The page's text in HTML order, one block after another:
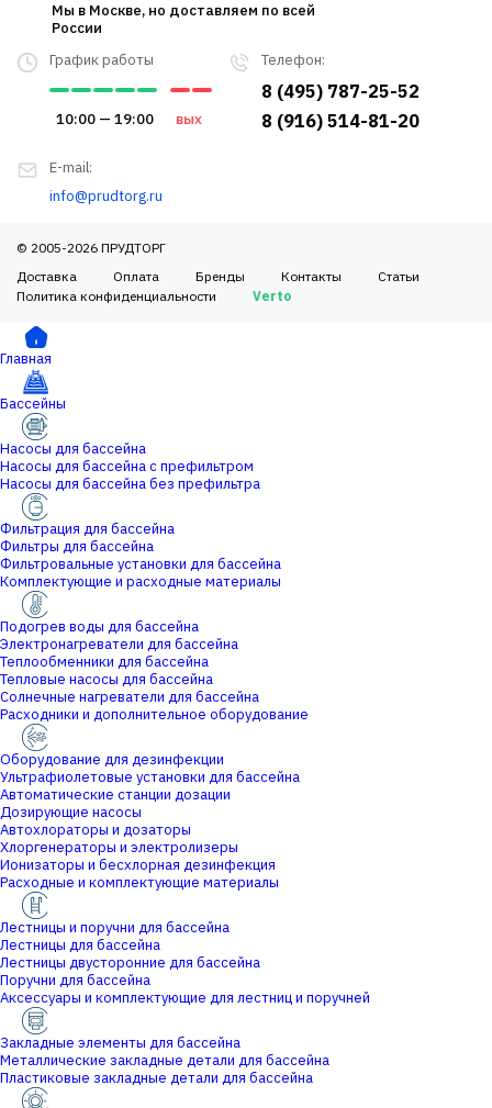
Телефон:
8 (495) 787-25-52
8 (916) 514-81-20
График работы
10:00 — 19:00 вых
E-mail:
info@prudtorg.ru
Мы в Москве, но доставляем по всей
России
© 2005-2026 ПРУДТОРГ
Доставка
Оплата Бренды Контакты
Статьи
Политика конфиденциальности
Verto
Главная
Бассейны
Насосы для бассейна
Насосы для бассейна с префильтром
Насосы для бассейна без префильтра
Фильтрация для бассейна
Фильтры для бассейна
Фильтровальные установки для бассейна
Комплектующие и расходные материалы
Подогрев воды для бассейна
Электронагреватели для бассейна
Теплообменники для бассейна
Тепловые насосы для бассейна
Солнечные нагреватели для бассейна
Расходники и дополнительное оборудование
Оборудование для дезинфекции
Ультрафиолетовые установки для бассейна
Автоматические станции дозации
Дозирующие насосы
Автохлораторы и дозаторы
Хлоргенераторы и электролизеры
Ионизаторы и бесхлорная дезинфекция
Расходные и комплектующие материалы
Лестницы и поручни для бассейна
Лестницы для бассейна
Лестницы двусторонние для бассейна
Поручни для бассейна
Аксессуары и комплектующие для лестниц и поручней
Закладные элементы для бассейна
Металлические закладные детали для бассейна
Пластиковые закладные детали для бассейна